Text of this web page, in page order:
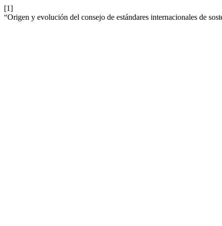
[1]
“Origen y evolución del consejo de estándares internacionales de